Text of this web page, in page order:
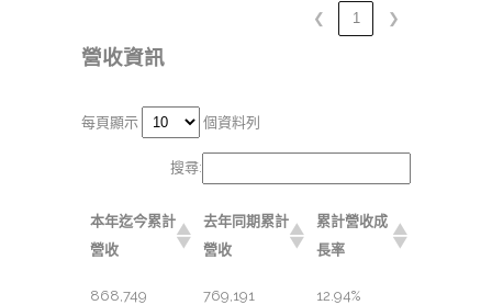
❮ 1 ❯
營收資訊
每頁顯示 個資料列
搜尋:
本年迄今累計
營收
去年同期累計
營收
累計營收成
長率
868,749 769,191 12.94%